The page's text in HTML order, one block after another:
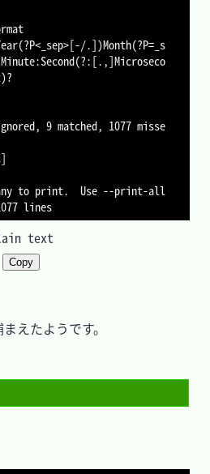
.])Month(?P=_s
9 matched, 1077 misse
to print.  Use --print-all
text
Copy
えたようです。